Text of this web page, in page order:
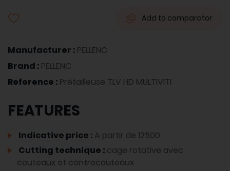
Add to comparator
Manufacturer : PELLENC
Brand : PELLENC
Reference : Prétailleuse TLV HD MULTIVITI
FEATURES
Indicative price : A partir de 12500
Cutting technique : cage rotative avec
couteaux et contrecouteaux